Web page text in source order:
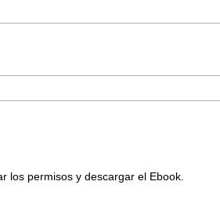
los permisos y descargar el Ebook.